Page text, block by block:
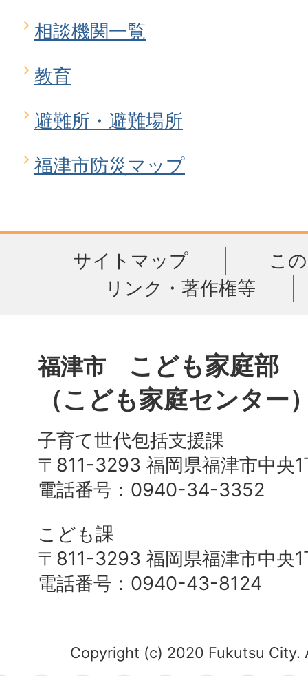
相談機関一覧
教育
避難所・避難場所
福津市防災マップ
サイトマップ
こ
リンク・著作権等
福津市 こども家庭部
（こども家庭センター
子育て世代包括支援課
〒811-3293 福岡県福津市中央1
電話番号：0940-34-3352
こども課
〒811-3293 福岡県福津市中央1
電話番号：0940-43-8124
Copyright (c) 2020 Fukutsu City.